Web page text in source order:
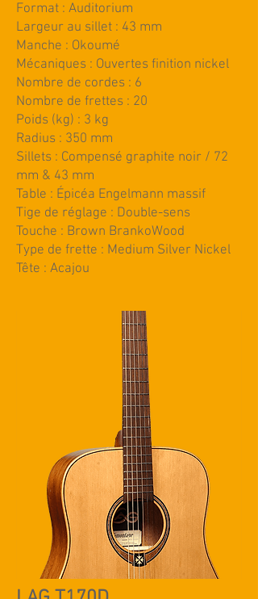
Format : Auditorium
Largeur au sillet : 43 mm
Manche : Okoumé
Mécaniques : Ouvertes finition nickel
Nombre de cordes : 6
Nombre de frettes : 20
Poids (kg) : 3 kg
Radius : 350 mm
Sillets : Compensé graphite noir / 72
mm & 43 mm
Table : Épicéa Engelmann massif
Tige de réglage : Double-sens
Touche : Brown BrankoWood
Type de frette : Medium Silver Nickel
Tête : Acajou